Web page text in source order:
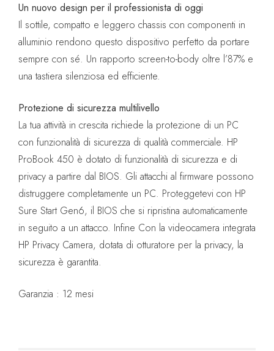
Un nuovo design per il professionista di oggi
Il sottile, compatto e leggero chassis con componenti in
alluminio rendono questo dispositivo perfetto da portare
sempre con sé. Un rapporto screen-to-body oltre l’87% e
una tastiera silenziosa ed efficiente.
Protezione di sicurezza multilivello
La tua attività in crescita richiede la protezione di un PC
con funzionalità di sicurezza di qualità commerciale. HP
ProBook 450 è dotato di funzionalità di sicurezza e di
privacy a partire dal BIOS. Gli attacchi al firmware possono
distruggere completamente un PC. Proteggetevi con HP
Sure Start Gen6, il BIOS che si ripristina automaticamente
in seguito a un attacco. Infine Con la videocamera integrata
HP Privacy Camera, dotata di otturatore per la privacy, la
sicurezza è garantita.
Garanzia : 12 mesi